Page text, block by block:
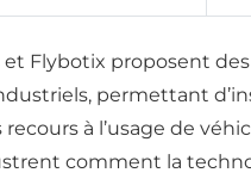
Flybotix proposent
permettant
à l’usage de
comment la